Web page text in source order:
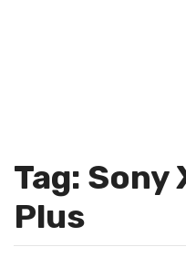
Tag: Sony
Plus